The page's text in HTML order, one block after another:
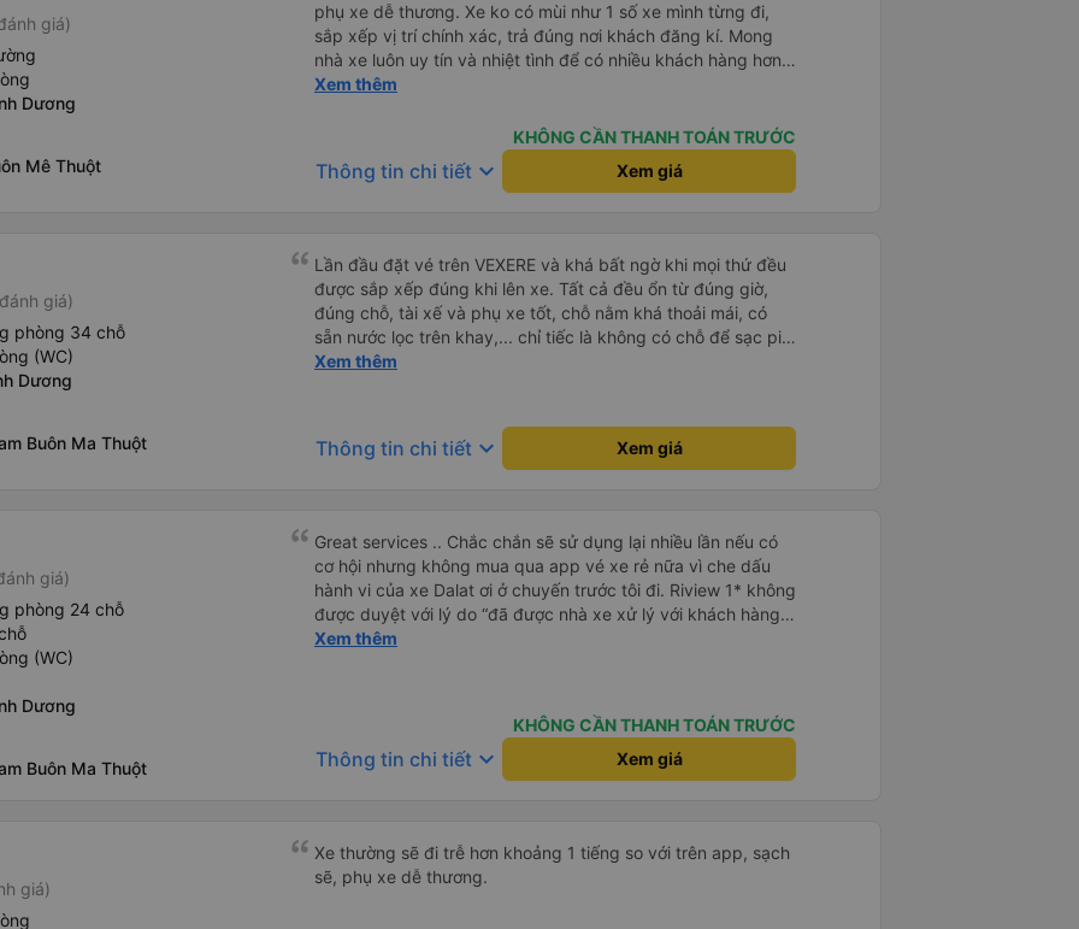
giá)
Dương
Mê Thuột
phụ xe dễ thương. Xe ko có mùi như 1 số xe mình từng đi,
sắp xếp vị trí chính xác, trả đúng nơi khách đăng kí. Mong
nhà xe luôn uy tín và nhiệt tình để có nhiều khách hàng hơn
nữa
Xem thêm
KHÔNG CẦN THANH TOÁN TRƯỚC
Thông tin chi tiết keyboard_arrow_down Xem giá
giá)
phòng 34 chỗ
(WC)
Dương
Buôn Ma Thuột
Lần đầu đặt vé trên VEXERE và khá bất ngờ khi mọi thứ đều
được sắp xếp đúng khi lên xe. Tất cả đều ổn từ đúng giờ,
đúng chỗ, tài xế và phụ xe tốt, chỗ nằm khá thoải mái, có
sẵn nước lọc trên khay,... chỉ tiếc là không có chỗ để sạc pin
thôi. Nhưng vậy cũng quá ổn rồi!
Xem thêm
Thông tin chi tiết keyboard_arrow_down Xem giá
giá)
phòng 24 chỗ
(WC)
Dương
Buôn Ma Thuột
Great services .. Chắc chắn sẽ sử dụng lại nhiều lần nếu có
cơ hội nhưng không mua qua app vé xe rẻ nữa vì che dấu
hành vi của xe Dalat ơi ở chuyến trước tôi đi. Riview 1* không
được duyệt với lý do “đã được nhà xe xử lý với khách hàng”
trong khi tôi là khách hàng và trải nghiệm của tôi lại nói là đã
viễn vì xử lý tào lao này. Chúng tôi cũng sẽ viết bài trên các
nền tảng về trải nghiệm của tôi cả về Dalat lẫn vé xe rẻ. Xin
cảm ơn.
Xem thêm
KHÔNG CẦN THANH TOÁN TRƯỚC
Thông tin chi tiết keyboard_arrow_down Xem giá
giá)
Xe thường sẽ đi trễ hơn khoảng 1 tiếng so với trên app, sạch
sẽ, phụ xe dễ thương.